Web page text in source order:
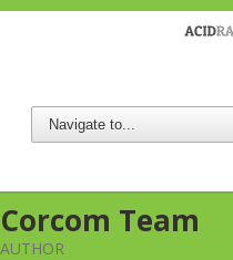
Corcom Team
AUTHOR